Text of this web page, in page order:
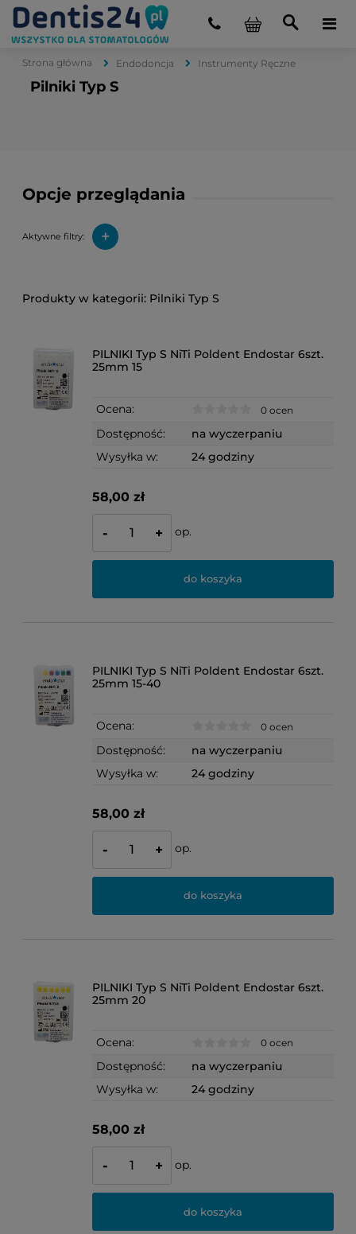
Strona główna Endodoncja Instrumenty Ręczne
Pilniki Typ S
Opcje przeglądania
Aktywne filtry: +
Pilniki Typ S
PILNIKI Typ S NiTi Poldent Endostar 6szt.
25mm 15
Ocena: 0 ocen
Dostępność:
na wyczerpaniu
Wysyłka w:
24 godziny
58,00 zł
- + op.
do koszyka
PILNIKI Typ S NiTi Poldent Endostar 6szt.
25mm 15-40
Ocena: 0 ocen
Dostępność:
na wyczerpaniu
Wysyłka w:
24 godziny
58,00 zł
- + op.
do koszyka
PILNIKI Typ S NiTi Poldent Endostar 6szt.
25mm 20
Ocena: 0 ocen
Dostępność:
na wyczerpaniu
Wysyłka w:
24 godziny
58,00 zł
- + op.
do koszyka